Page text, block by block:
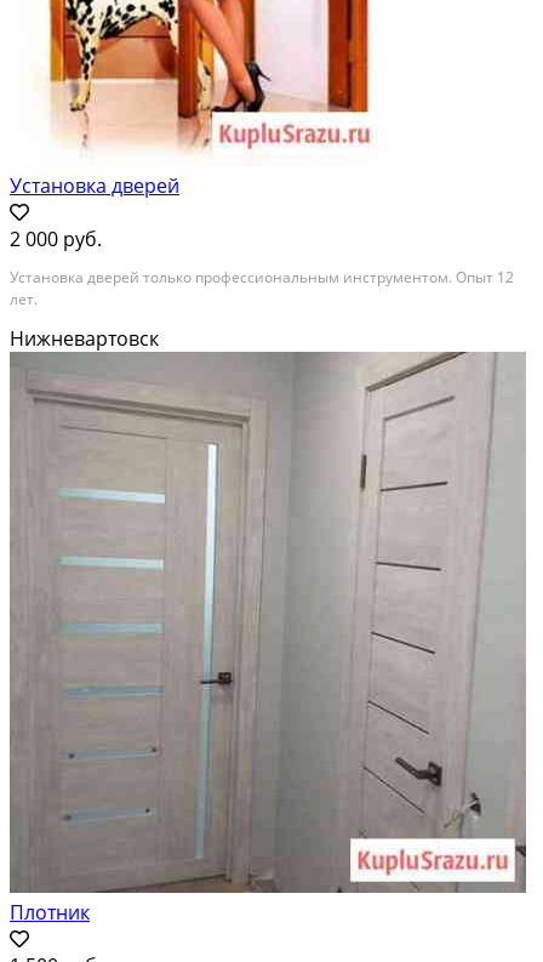
Установка дверей
2 000 руб.
Установка дверей только профессиональным инструментом. Опыт 12
лет.
Нижневартовск
Плотник